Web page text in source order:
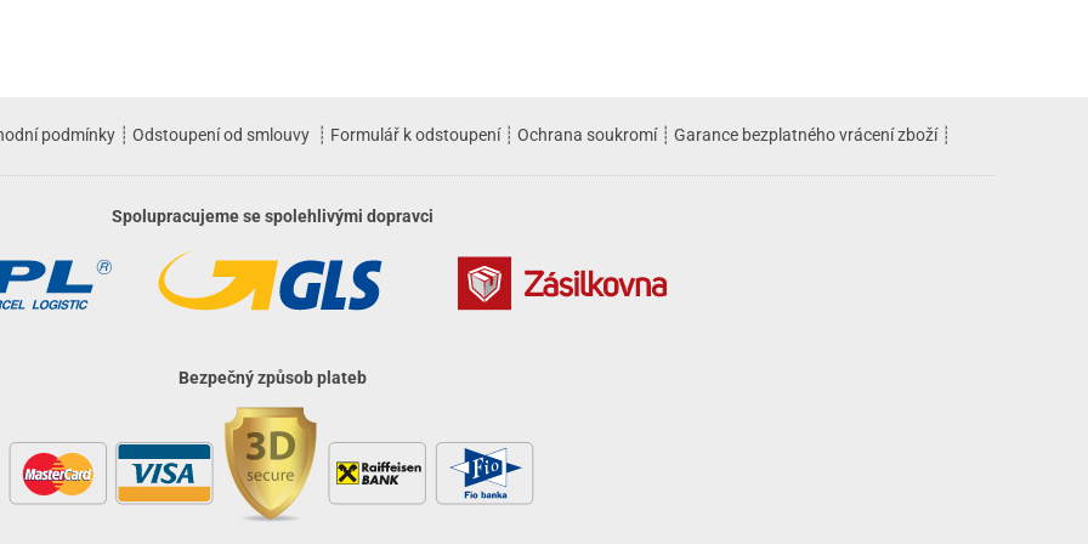
podmínky ┊ Odstoupení od smlouvy ┊ Formulář k odstoupení┊ Ochrana soukromí┊ Garance bezplatného vrácení zboží┊
Spolupracujeme se spolehlivými dopravci
Bezpečný způsob plateb